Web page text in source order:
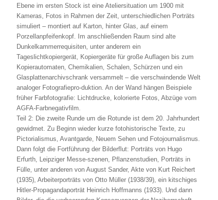
Ebene im ersten Stock ist eine Ateliersituation um 1900 mit
Kameras, Fotos in Rahmen der Zeit, unterschiedlichen Porträts
simuliert – montiert auf Karton, hinter Glas, auf einem
Porzellanpfeifenkopf. Im anschließenden Raum sind alte
Dunkelkammerrequisiten, unter anderem ein
Tageslichtkopiergerät, Kopiergeräte für große Auflagen bis zum
Kopierautomaten, Chemikalien, Schalen, Schürzen und ein
Glasplattenarchivschrank versammelt – die verschwindende Welt
analoger Fotografiepro-duktion. An der Wand hängen Beispiele
früher Farbfotografie: Lichtdrucke, kolorierte Fotos, Abzüge vom
AGFA-Farbnegativfilm.
Teil 2: Die zweite Runde um die Rotunde ist dem 20. Jahrhundert
gewidmet. Zu Beginn wieder kurze fotohistorische Texte, zu
Pictorialismus, Avantgarde, Neuem Sehen und Fotojournalismus.
Dann folgt die Fortführung der Bilderflut: Porträts von Hugo
Erfurth, Leipziger Messe-szenen, Pflanzenstudien, Porträts in
Fülle, unter anderen von August Sander, Akte von Kurt Reichert
(1935), Arbeiterporträts von Otto Müller (1938/39), ein kitschiges
Hitler-Propagandaporträt Heinrich Hoffmanns (1933). Und dann